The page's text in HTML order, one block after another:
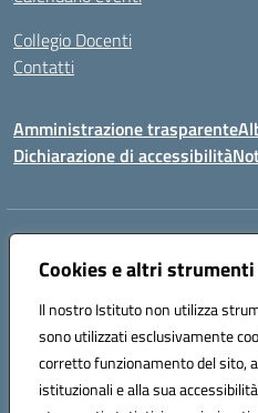
Cookies e altri
Il nostro Istituto non utilizza
sono utilizzati esclusivamente
corretto funzionamento del sito,
istituzionali e alla sua
Collegio Docenti
Contatti
Amministrazione trasparente
Dichiarazione di accessibilità
Indirizzo:
Centralino:+39 0836.341064
Codice fiscale: 92012610751
Codice meccanografico:
LEIC81300L
Codice unico di fatturazione (CUF):